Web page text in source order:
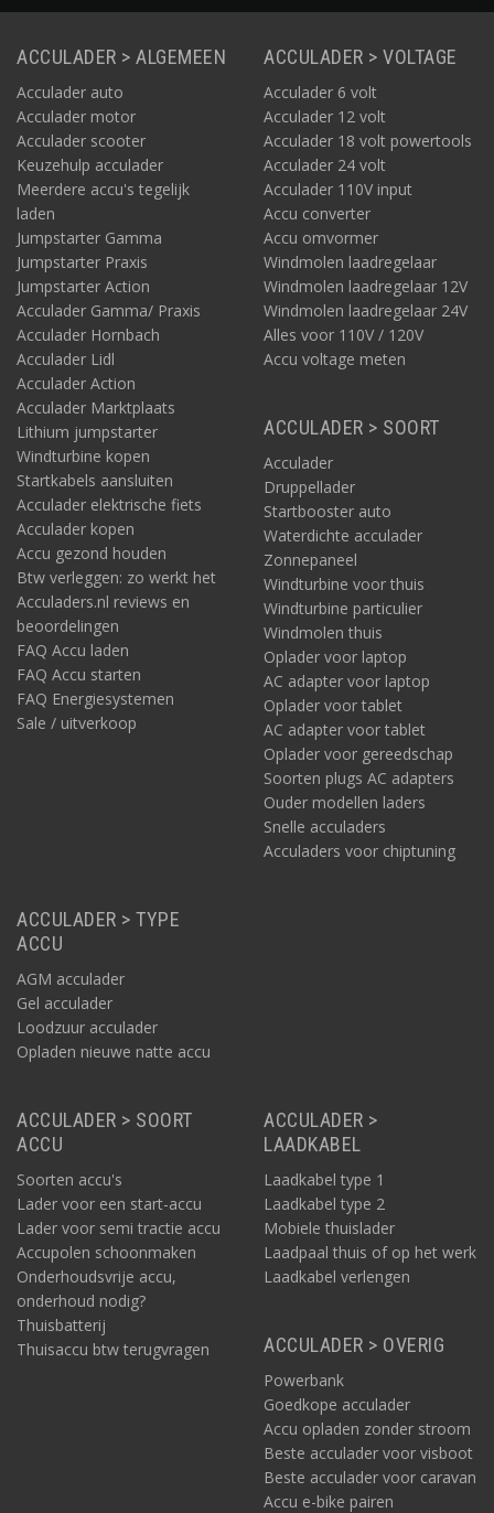
ACCULADER > ALGEMEEN
Acculader auto
Acculader motor
Acculader scooter
Keuzehulp acculader
Meerdere accu's tegelijk
laden
Jumpstarter Gamma
Jumpstarter Praxis
Jumpstarter Action
Acculader Gamma/ Praxis
Acculader Hornbach
Acculader Lidl
Acculader Action
Acculader Marktplaats
Lithium jumpstarter
Windturbine kopen
Startkabels aansluiten
Acculader elektrische fiets
Acculader kopen
Accu gezond houden
Btw verleggen: zo werkt het
Acculaders.nl reviews en
beoordelingen
FAQ Accu laden
FAQ Accu starten
FAQ Energiesystemen
Sale / uitverkoop
ACCULADER > VOLTAGE
Acculader 6 volt
Acculader 12 volt
Acculader 18 volt powertools
Acculader 24 volt
Acculader 110V input
Accu converter
Accu omvormer
Windmolen laadregelaar
Windmolen laadregelaar 12V
Windmolen laadregelaar 24V
Alles voor 110V / 120V
Accu voltage meten
ACCULADER > SOORT
Acculader
Druppellader
Startbooster auto
Waterdichte acculader
Zonnepaneel
Windturbine voor thuis
Windturbine particulier
Windmolen thuis
Oplader voor laptop
AC adapter voor laptop
Oplader voor tablet
AC adapter voor tablet
Oplader voor gereedschap
Soorten plugs AC adapters
Ouder modellen laders
Snelle acculaders
Acculaders voor chiptuning
ACCULADER > TYPE
ACCU
AGM acculader
Gel acculader
Loodzuur acculader
Opladen nieuwe natte accu
ACCULADER > SOORT
ACCU
Soorten accu's
Lader voor een start-accu
Lader voor semi tractie accu
Accupolen schoonmaken
Onderhoudsvrije accu,
onderhoud nodig?
Thuisbatterij
Thuisaccu btw terugvragen
ACCULADER >
LAADKABEL
Laadkabel type 1
Laadkabel type 2
Mobiele thuislader
Laadpaal thuis of op het werk
Laadkabel verlengen
ACCULADER > OVERIG
Powerbank
Goedkope acculader
Accu opladen zonder stroom
Beste acculader voor visboot
Beste acculader voor caravan
Accu e-bike pairen